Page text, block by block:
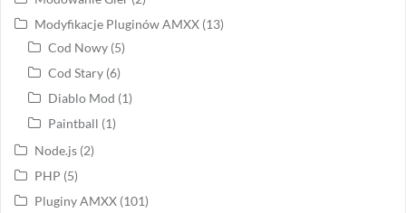
Modyfikacje Pluginów AMXX (13)
Cod Nowy (5)
Cod Stary (6)
Diablo Mod (1)
Paintball (1)
Node.js (2)
PHP (5)
Pluginy AMXX (101)